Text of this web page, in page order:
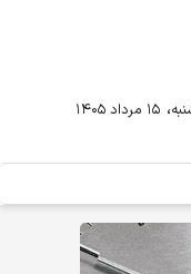
، ۱۵ مرداد ۱۴۰۵